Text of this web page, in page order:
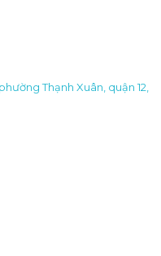
Thạnh Xuân, quận 12,